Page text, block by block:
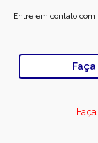
Entre em contato